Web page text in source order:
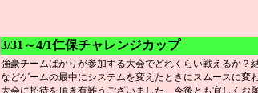
3/31～4/1仁保チャレンジカップ
強豪チームばかりが参加する大会でどれくらい戦えるか？
などゲームの最中にシステムを変えたときにスムースに
大会に招待を頂き有難うございました。今後とも宜しくお